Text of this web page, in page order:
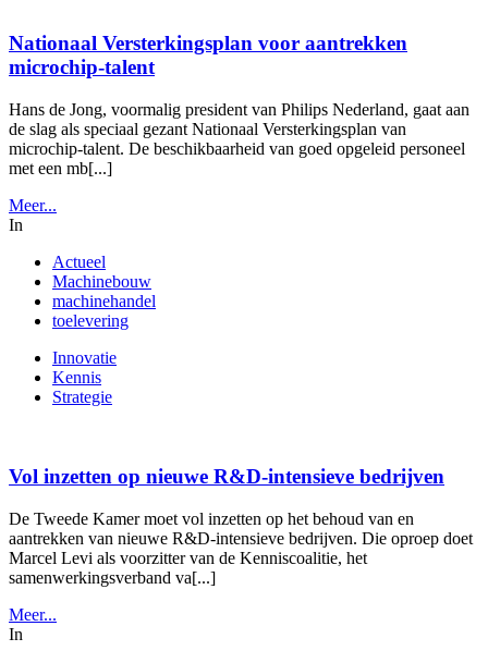
Nationaal Versterkingsplan voor aantrekken
microchip-talent
Hans de Jong, voormalig president van Philips Nederland, gaat aan
de slag als speciaal gezant Nationaal Versterkingsplan van
microchip-talent. De beschikbaarheid van goed opgeleid personeel
met een mb[...]
Meer...
In
Actueel
Machinebouw
machinehandel
toelevering
Innovatie
Kennis
Strategie
Vol inzetten op nieuwe R&D-intensieve bedrijven
De Tweede Kamer moet vol inzetten op het behoud van en
aantrekken van nieuwe R&D-intensieve bedrijven. Die oproep doet
Marcel Levi als voorzitter van de Kenniscoalitie, het
samenwerkingsverband va[...]
Meer...
In